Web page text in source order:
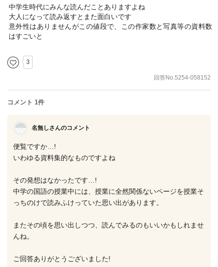
中学生時代にみんな読んだことありますよね
大人になって読み返すとまた面白いです
意外性はありませんがこの値段で、この作家数と写真等の資料数
はすごいと
3
回答No.5254-058152
コメント 1件
名無しさんのコメント
便覧ですか…!
いわゆる資料集的なものですよね
その発想はなかったです…!
中学の国語の授業中には、授業に全然関係ないページを授業そ
っちのけで読みふけっていた思い出があります。
またその頃を思い出しつつ、読んでみるのもいいかもしれませ
んね。
ご回答ありがとうございました!